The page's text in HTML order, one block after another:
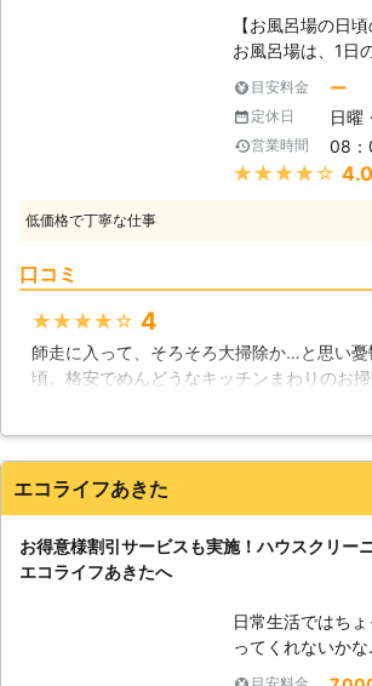
致しますので、
ません。 さらに
ください。汚れが
当然嫌な臭いも漂
高いです。今はま
その臭いが何らか
こしてしまうこと
【お風呂場の日
お風呂場は、1日
る「リラックス
風呂でゆったり
りたいのに汚れや
状態だと、げんな
お風呂場の汚れが
ません。お風呂場
は、その日の汚れ
おく事です。入
で流して、浴槽
って汚れを落と
お風呂場は毎日使
こまめに掃除をし
太刀いたします
中心として便利
「便利屋」とは
目安料金 ー
定休日 日曜
営業時間 08：
★★★★★ 4.0
低価格で丁寧な仕事
口コミ
★★★★★ 4
師走に入って、そろそろ大掃除か…と思い憂
頃。格安でめんどうなキッチンまわりのお
れるという、「生活の110番オリジナルサ
られます。対応してくれたオペレーターさん
いキッチンまわりとレンジフード・換気扇
ンで年越しを迎えることができました！
エコライフあきた
お得意様割引サービスも実施！ハウスクリー
エコライフあきたへ
日常生活ではち
ってくれないか
ことが出てくるもので